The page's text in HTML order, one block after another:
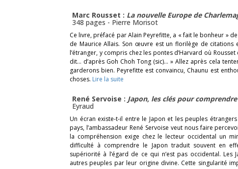
Marc Rousset : La nouvelle Europe de
348 pages - Pierre Morisot
Ce livre, préfacé par Alain Peyrefitte, a « fait le bonheur »
de Maurice Allais. Son œuvre est un florilège de citations
l’étranger, y compris chez les pontes d’Harvard où
dit… d’après Goh Choh Tong (sic)… » Allez après cela
garderons bien. Peyrefitte est convaincu, Chaunu est
choses. Lire la suite
René Servoise : Japon, les clés pour comprendre
Eyraud
Un écran existe-t-il entre le Japon et les peuples
pays, l’ambassadeur René Servoise veut nous faire
la compréhension exige chez le lecteur occidental un
difficulté à comprendre le Japon traduit souvent en
supériorité à l’égard de ce qui n’est pas occidental. Les
autres peuples par leur origine divine. Cette singularité